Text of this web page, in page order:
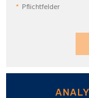
Pflichtfelder